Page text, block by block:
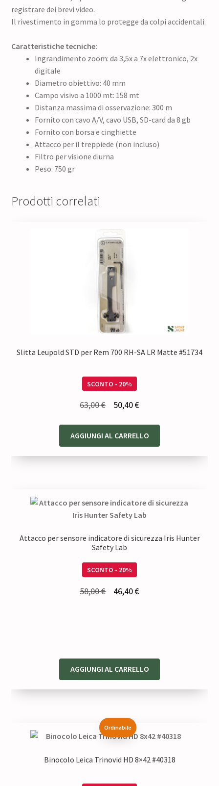
registrare dei brevi video.
Il rivestimento in gomma lo protegge da colpi accidentali.
Caratteristiche tecniche:
Ingrandimento zoom: da 3,5x a 7x elettronico, 2x
digitale
Diametro obiettivo: 40 mm
Campo visivo a 1000 mt: 158 mt
Distanza massima di osservazione: 300 m
Fornito con cavo A/V, cavo USB, SD-card da 8 gb
Fornito con borsa e cinghiette
Attacco per il treppiede (non incluso)
Filtro per visione diurna
Peso: 750 gr
Prodotti correlati
Slitta Leupold STD per Rem 700 RH-SA LR Matte #51734
SCONTO - 20%
63,00€
originale
era:
50,40€Il
attuale
è:
AGGIUNGI AL CARRELLO
Attacco per sensore indicatore di sicurezza Iris Hunter
Safety Lab
SCONTO - 20%
58,00€ 46,40€Il
AGGIUNGI AL CARRELLO
Ordinabile
Binocolo Leica Trinovid HD 8×42 #40318